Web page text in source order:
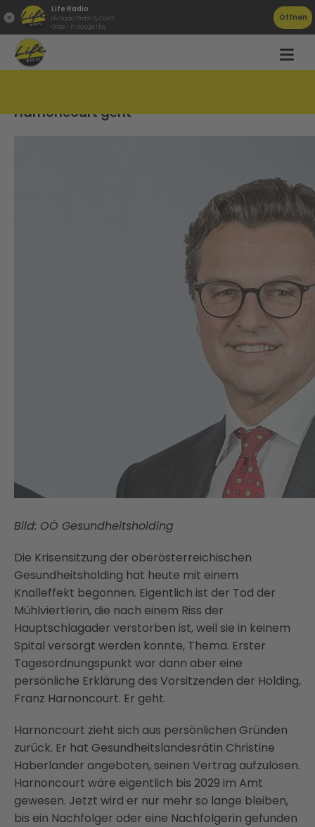
Life Radio
Life Radio GmbH & Co.KG
Gratis - in Google Play
Öffnen
Harnoncourt geht
Bild: OÖ Gesundheitsholding
Die Krisensitzung der oberösterreichischen
Gesundheitsholding hat heute mit einem
Knalleffekt begonnen. Eigentlich ist der Tod der
Mühlviertlerin, die nach einem Riss der
Hauptschlagader verstorben ist, weil sie in keinem
Spital versorgt werden konnte, Thema. Erster
Tagesordnungspunkt war dann aber eine
persönliche Erklärung des Vorsitzenden der Holding,
Franz Harnoncourt. Er geht.
Harnoncourt zieht sich aus persönlichen Gründen
zurück. Er hat Gesundheitslandesrätin Christine
Haberlander angeboten, seinen Vertrag aufzulösen.
Harnoncourt wäre eigentlich bis 2029 im Amt
gewesen. Jetzt wird er nur mehr so lange bleiben,
bis ein Nachfolger oder eine Nachfolgerin gefunden